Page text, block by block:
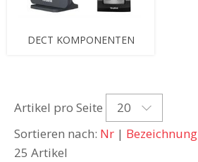
DECT KOMPONENTEN
Artikel pro Seite
20
Sortieren nach: Nr | Bezeichnung
25 Artikel